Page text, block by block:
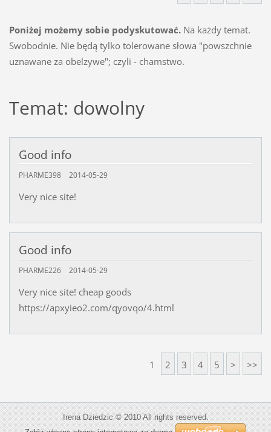
Poniżej możemy sobie podyskutować.Na każdy temat.
Swobodnie. Nie będą tylko tolerowane słowa "powszchnie
uznawane za obelzywe"; czyli - chamstwo.
Temat: dowolny
Good info
PHARME398 2014-05-29
Very nice site!
Good info
PHARME226 2014-05-29
Very nice site! cheap goods
https://apxyieo2.com/qyovqo/4.html
1 2 3 4 5 > >>
Irena Dziedzic © 2010 All rights reserved.